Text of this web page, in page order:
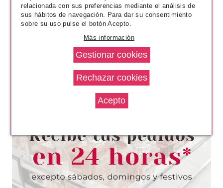
FINISH SPONGE-ON CREAM
MAKE UP 05 SOFTLY BEIGE 19
Pvr 47.00€
-60%
desde
18.90€
relacionada con sus preferencias mediante el análisis de
sus hábitos de navegación. Para dar su consentimiento
sobre su uso pulse el botón Acepto.
Más información